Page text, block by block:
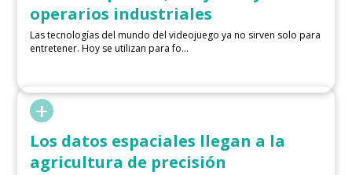
operarios industriales
Las tecnologías del mundo del videojuego ya no sirven solo para
entretener. Hoy se utilizan para fo...
+
Los datos espaciales llegan a la
agricultura de precisión